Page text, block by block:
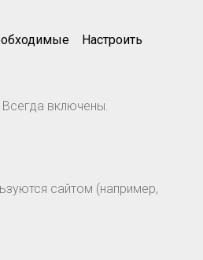
Настроить
включены.
сайтом (например,